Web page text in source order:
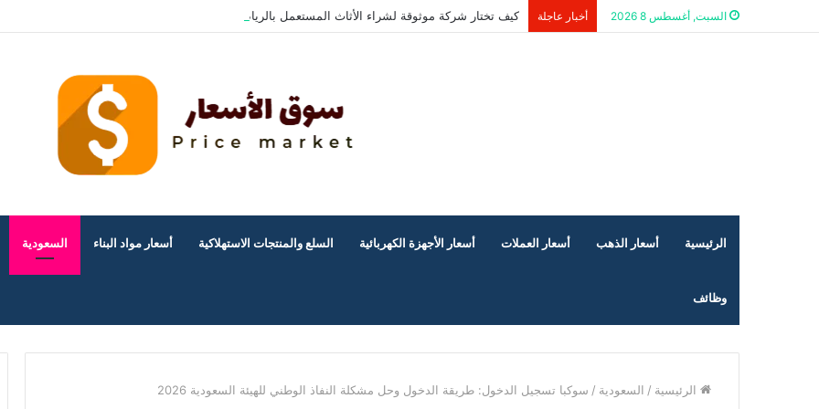
السبت, أغسطس 8 2026 أخبار عاجلة كيف تختار شركة موثوقة لشراء الأثاث المستعمل بالرياض؟
الرئيسية أسعار الذهب أسعار العملات أسعار الأجهزة الكهربائية السلع والمنتجات الاستهلاكية أسعار مواد البناء السعودية
وظائف
الرئيسية / السعودية / سوكبا تسجيل الدخول: طريقة الدخول وحل مشكلة النفاذ الوطني للهيئة السعودية 2026